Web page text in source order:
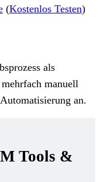
(Kostenlos Testen)
als
manuell
an.
Tools &